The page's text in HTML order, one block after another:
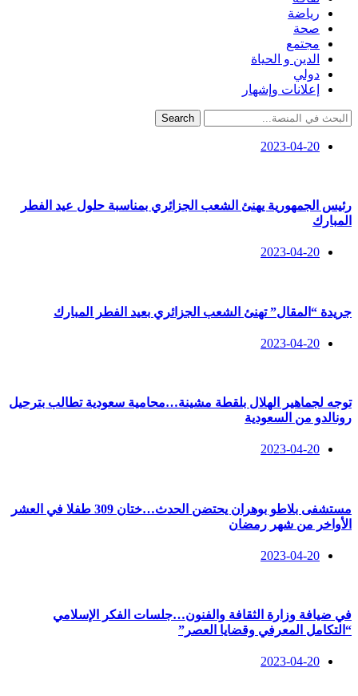
رياضة
صحة
مجتمع
الدين و الحياة
دولي
إعلانات وإشهار
Search
2023-04-20
رئيس الجمهورية يهنئ الشعب الجزائري بمناسبة حلول عيد الفطر
المبارك
2023-04-20
جريدة “المقال” تهنئ الشعب الجزائري بعيد الفطر المبارك
2023-04-20
توجه لجماهير الهلال بلقطة مشينة…محامية سعودية تطالب بترحيل
رونالدو من السعودية
2023-04-20
مستشفى بلاطو بوهران يحتضن الحدث…ختان 309 طفلا في العشر
الأواخر من شهر رمضان
2023-04-20
في ضيافة وزارة الثقافة والفنون…جلسات الفكر الإسلامي
“التكامل المعرفي وقضايا العصر”
2023-04-20